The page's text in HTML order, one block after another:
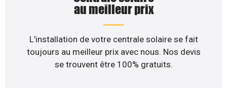
au meilleur prix
L’installation de votre centrale solaire se fait
toujours au meilleur prix avec nous. Nos devis
se trouvent être 100% gratuits.